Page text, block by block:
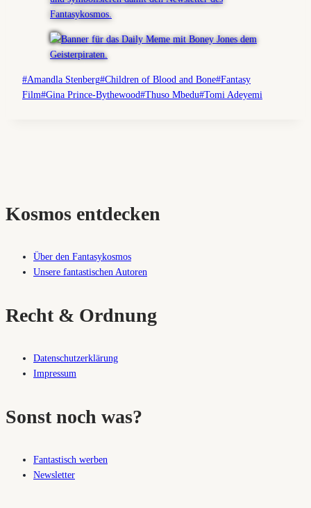
Schlagworte:
#Amandla Stenberg#Children of Blood and Bone#Fantasy
Film#Gina Prince-Bythewood#Thuso Mbedu#Tomi Adeyemi
Kosmos entdecken
Über den Fantasykosmos
Unsere fantastischen Autoren
Recht & Ordnung
Datenschutzerklärung
Impressum
Sonst noch was?
Fantastisch werben
Newsletter